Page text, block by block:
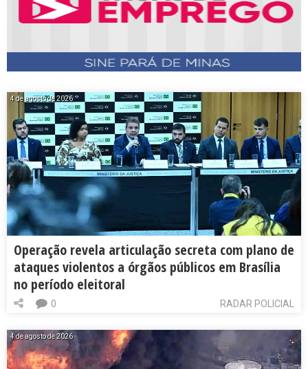
4 de agosto de 2026
Operação revela articulação secreta com plano de
ataques violentos a órgãos públicos em Brasília
no período eleitoral
RADAR POLICIAL
0
4 de agosto de 2026